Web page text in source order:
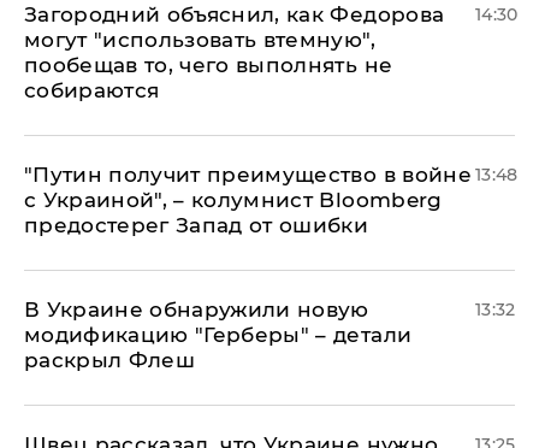
Загородний объяснил, как Федорова
могут "использовать втемную",
пообещав то, чего выполнять не
собираются
14:30
"Путин получит преимущество в войне
с Украиной", – колумнист Bloomberg
предостерег Запад от ошибки
13:48
В Украине обнаружили новую
модификацию "Герберы" – детали
раскрыл Флеш
13:32